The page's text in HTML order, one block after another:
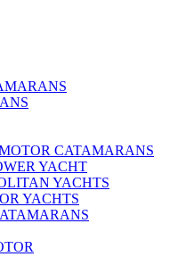
CATAMARANS
YACHT
YACHTS
YACHTS